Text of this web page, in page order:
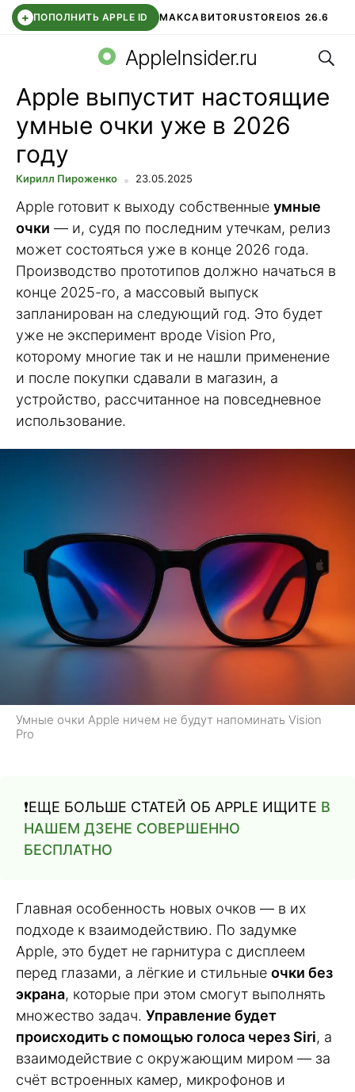
+ ПОПОЛНИТЬ APPLE ID МАКСАВИТОRUSTOREIOS 26.6
СБЕР КИДС ВТБ ОНЛАЙН ЧАТ В ROBLOX
AppleInsider.ru
Apple выпустит настоящие
умные очки уже в 2026
году
Кирилл Пироженко 23.05.2025
Apple готовит к выходу собственные умные
очки — и, судя по последним утечкам, релиз
может состояться уже в конце 2026 года.
Производство прототипов должно начаться в
конце 2025-го, а массовый выпуск
запланирован на следующий год. Это будет
уже не эксперимент вроде Vision Pro,
которому многие так и не нашли применение
и после покупки сдавали в магазин, а
устройство, рассчитанное на повседневное
использование.
Умные очки Apple ничем не будут напоминать Vision
Pro
❗️ЕЩЕ БОЛЬШЕ СТАТЕЙ ОБ APPLE ИЩИТЕ В
НАШЕМ ДЗЕНЕ СОВЕРШЕННО
БЕСПЛАТНО
Главная особенность новых очков — в их
подходе к взаимодействию. По задумке
Apple, это будет не гарнитура с дисплеем
перед глазами, а лёгкие и стильные очки без
экрана, которые при этом смогут выполнять
множество задач. Управление будет
происходить с помощью голоса через Siri, а
взаимодействие с окружающим миром — за
счёт встроенных камер, микрофонов и